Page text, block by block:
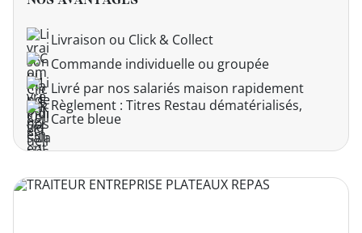
Livraison ou Click & Collect
Commande individuelle ou groupée
Livré par nos salariés maison rapidement
Règlement : Titres Restau dématérialisés,
Carte bleue